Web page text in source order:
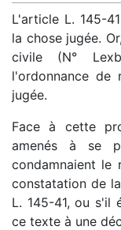
L'article L. 145-
la chose jugée.
civile (N°
l'ordonnance de
jugée.
Face à cette
amenés à se
condamnaient le
constatation de
L. 145-41, ou s'il
ce texte à une